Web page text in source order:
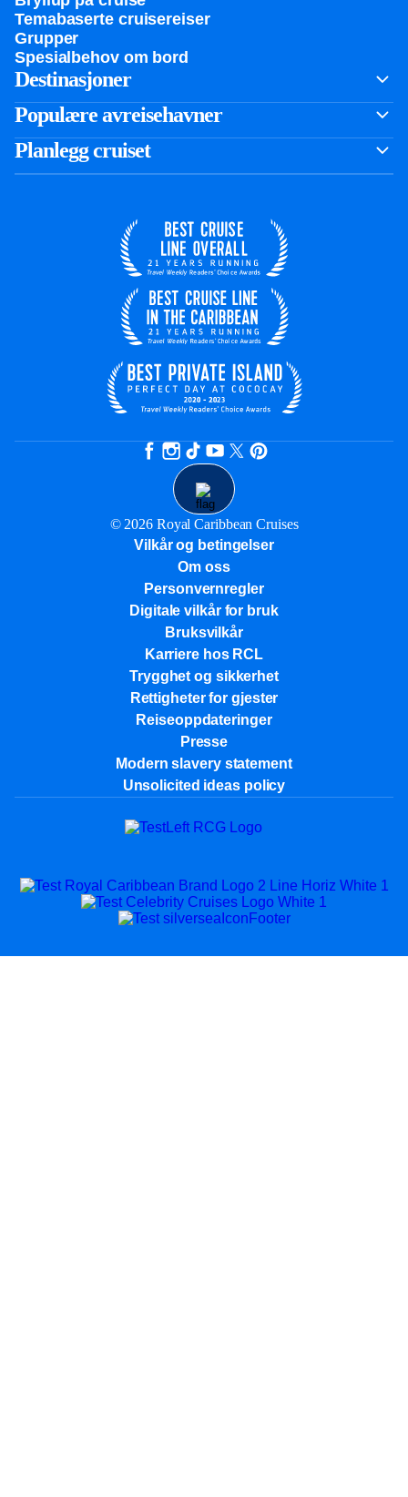
Temabaserte cruisereiser
Grupper
Spesialbehov om bord
Destinasjoner
Populære avreisehavner
Planlegg cruiset
© 2026 Royal Caribbean Cruises
Vilkår og betingelser
Om oss
Personvernregler
Digitale vilkår for bruk
Bruksvilkår
Karriere hos RCL
Trygghet og sikkerhet​
Rettigheter for gjester
Reiseoppdateringer
Presse
Modern slavery statement
Unsolicited ideas policy